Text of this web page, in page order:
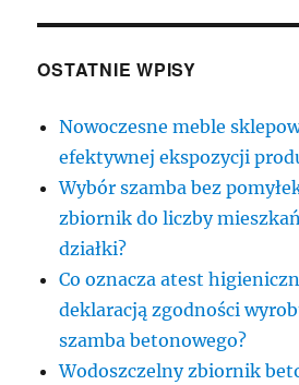
OSTATNIE WPISY
Nowoczesne meble
efektywnej ekspozycji
Wybór szamba bez
zbiornik do liczby
działki?
Co oznacza atest
deklaracją zgodności
szamba betonowego?
Wodoszczelny zbiornik